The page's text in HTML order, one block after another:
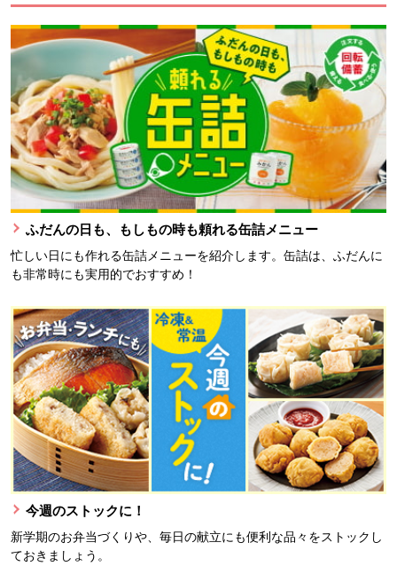
ふだんの日も、もしもの時も頼れる缶詰メニュー
忙しい日にも作れる缶詰メニューを紹介します。缶詰は、ふだんに
も非常時にも実用的でおすすめ！
今週のストックに！
新学期のお弁当づくりや、毎日の献立にも便利な品々をストックし
ておきましょう。